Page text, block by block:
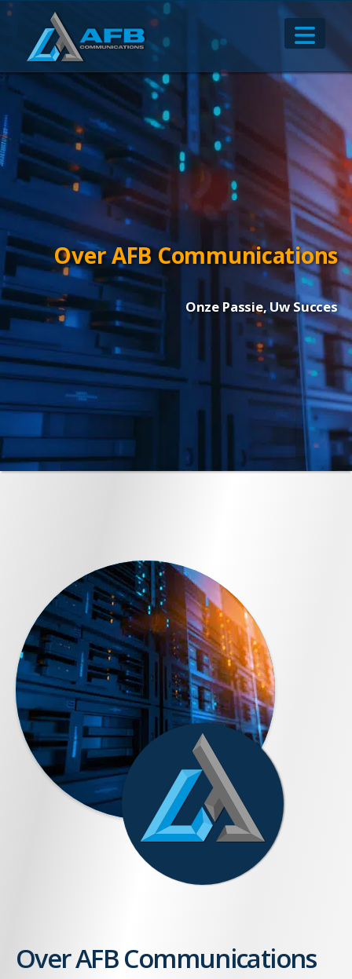
Over AFB Communications
Onze Passie, Uw Succes
Over AFB Communications